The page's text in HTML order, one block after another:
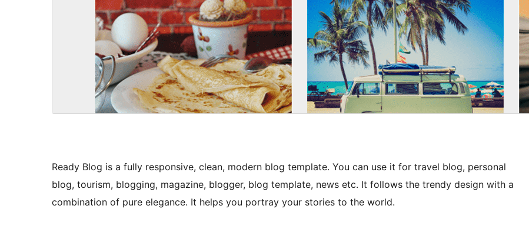
Ready Blog is a fully responsive, clean, modern blog template. You can use it for travel blog, personal
blog, tourism, blogging, magazine, blogger, blog template, news etc. It follows the trendy design with a
combination of pure elegance. It helps you portray your stories to the world.